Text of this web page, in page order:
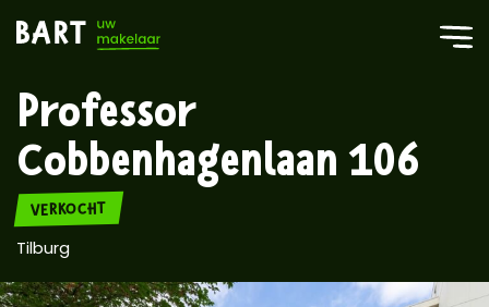
Professor
Cobbenhagenlaan 106
VERKOCHT
Tilburg